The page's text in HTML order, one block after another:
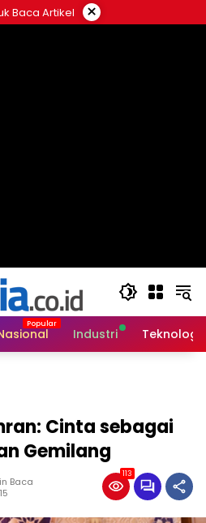
Baca Artikel ×
Industri Teknologi
Cinta sebagai
Gemilang
Baca
113